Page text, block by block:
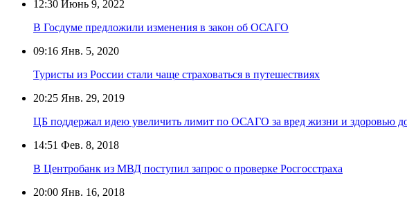
12:30 Июнь 9, 2022
В Госдуме предложили изменения в закон об ОСАГО
09:16 Янв. 5, 2020
Туристы из России стали чаще страховаться в путешествиях
20:25 Янв. 29, 2019
ЦБ поддержал идею увеличить лимит по ОСАГО за вред жизни и здоровью
14:51 Фев. 8, 2018
В Центробанк из МВД поступил запрос о проверке Росгосстраха
20:00 Янв. 16, 2018